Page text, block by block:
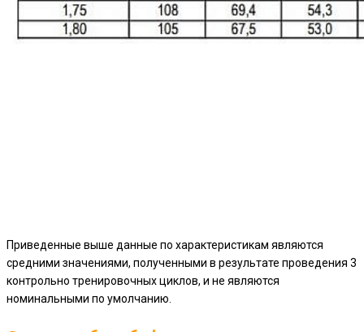
Приведенные выше данные по характеристикам являются
средними значениями, полученными в результате проведения 3
контрольно тренировочных циклов, и не являются
номинальными по умолчанию.